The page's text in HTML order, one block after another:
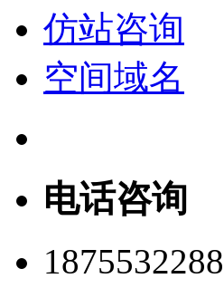
仿站咨询
空间域名
电话咨询